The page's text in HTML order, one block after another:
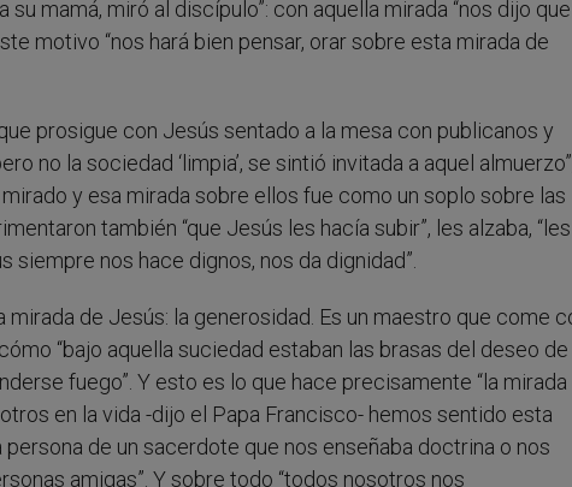
mamá, miró al discípulo”: con aquella mirada “nos dijo
motivo “nos hará bien pensar, orar sobre esta mirada de
prosigue con Jesús sentado a la mesa con publicanos y
no la sociedad ‘limpia’, se sintió invitada a aquel
y esa mirada sobre ellos fue como un soplo sobre las
también “que Jesús les hacía subir”, les alzaba, “les
siempre nos hace dignos, nos da dignidad”.
de Jesús: la generosidad. Es un maestro que come
“bajo aquella suciedad estaban las brasas del deseo de
fuego”. Y esto es lo que hace precisamente “la mirada
en la vida -dijo el Papa Francisco- hemos sentido esta
de un sacerdote que nos enseñaba doctrina o nos
amigas”. Y sobre todo “todos nosotros nos